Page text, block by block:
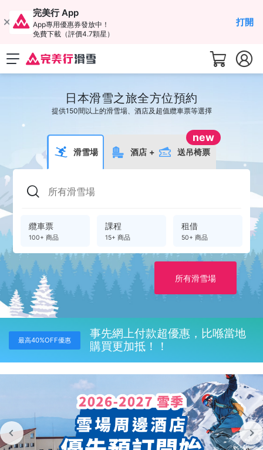
完美行 App
App專用優惠券發放中！
免費下載（評價4.7顆星）
打開
日本滑雪之旅全方位預約
提供150間以上的滑雪場、酒店及超值纜車票等選擇
滑雪場
new
酒店 + 送吊椅票
纜車票
100+ 商品
課程
15+ 商品
租借
50+ 商品
所有滑雪場
最高40%OFF優惠
事先網上付款超優惠，比喺當地
購買更加抵！！